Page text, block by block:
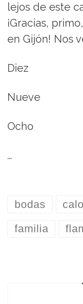
lejos de este
¡Gracias,
en Gijón! Nos
Diez
Nueve
Ocho
…
bodas
familia